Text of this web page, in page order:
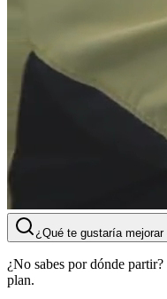
¿Qué te gustaría mejorar
¿No sabes por dónde
plan.